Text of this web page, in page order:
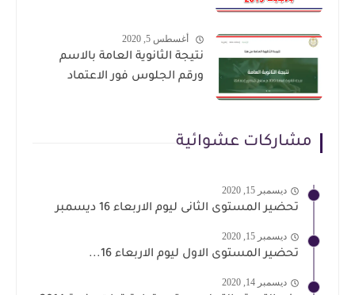
أغسطس 5, 2020
نتيجة الثانوية العامة بالاسم
ورقم الجلوس فور الاعتماد
مشاركات عشوائية
ديسمبر 15, 2020
تحضير المستوى الثانى ليوم الاربعاء 16 ديسمبر
ديسمبر 15, 2020
تحضير المستوى الاول ليوم الاربعاء 16...
ديسمبر 14, 2020